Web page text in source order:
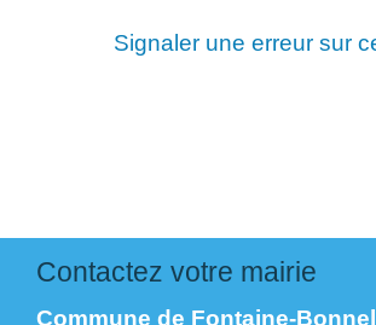
Signaler une erreur sur
Contactez votre mairie
Commune de Fontaine-